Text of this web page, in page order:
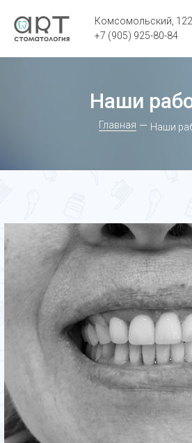
Комсомольский,
+7 (905) 925-80-84
Наши
Главная Наши